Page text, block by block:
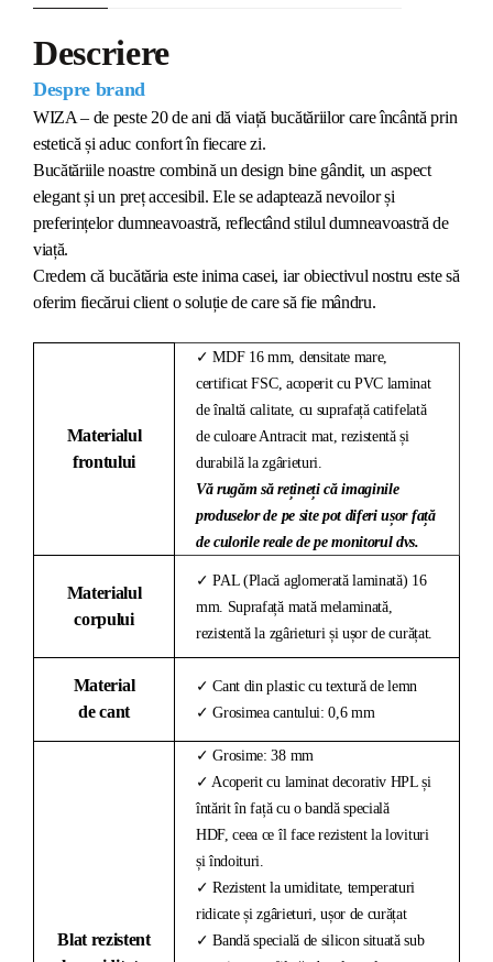
Descriere
Despre brand
WIZA – de peste 20 de ani dă viață bucătăriilor care încântă prin
estetică și aduc confort în fiecare zi.
Bucătăriile noastre combină un design bine gândit, un aspect
elegant și un preț accesibil. Ele se adaptează nevoilor și
preferințelor dumneavoastră, reflectând stilul dumneavoastră de
viață.
Credem că bucătăria este inima casei, iar obiectivul nostru este să
oferim fiecărui client o soluție de care să fie mândru.
Materialul
frontului
✓ MDF 16 mm, densitate mare,
certificat FSC, acoperit cu PVC laminat
de înaltă calitate, cu suprafață catifelată
de culoare Antracit mat, rezistentă și
durabilă la zgârieturi.
Vă rugăm să rețineți că imaginile
produselor de pe site pot diferi ușor față
de culorile reale de pe monitorul dvs.
Materialul
corpului
✓ PAL (Placă aglomerată laminată) 16
mm. Suprafață mată melaminată,
rezistentă la zgârieturi și ușor de curățat.
Material
de cant
✓ Cant din plastic cu textură de lemn
✓ Grosimea cantului: 0,6 mm
Blat rezistent
✓ Grosime: 38 mm
✓ Acoperit cu laminat decorativ HPL și
întărit în față cu o bandă specială
HDF, ceea ce îl face rezistent la lovituri
și îndoituri.
✓ Rezistent la umiditate, temperaturi
ridicate și zgârieturi, ușor de curățat
✓ Bandă specială de silicon situată sub